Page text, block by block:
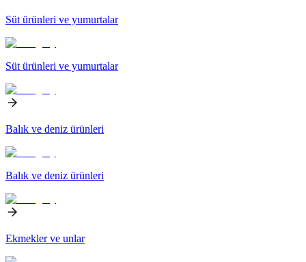
Süt ürünleri ve yumurtalar
Süt ürünleri ve yumurtalar
Balık ve deniz ürünleri
Balık ve deniz ürünleri
Ekmekler ve unlar